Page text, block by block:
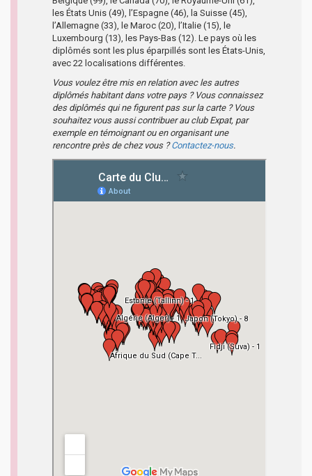
les États Unis (49), l’Espagne (46), la Suisse (45),
l’Allemagne (33), le Maroc (20), l’Italie (15), le
Luxembourg (13), les Pays-Bas (12). Le pays où les
diplômés sont les plus éparpillés sont les États-Unis,
avec 22 localisations différentes.
Vous voulez être mis en relation avec les autres
diplômés habitant dans votre pays ? Vous connaissez
des diplômés qui ne figurent pas sur la carte ? Vous
souhaitez vous aussi contribuer au club Expat, par
exemple en témoignant ou en organisant une
rencontre près de chez vous ?Contactez-nous.